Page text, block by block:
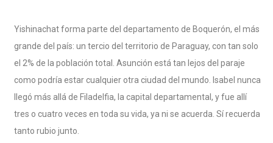
Yishinachat forma parte del departamento de Boquerón, el más
grande del país: un tercio del territorio de Paraguay, con tan solo
el 2% de la población total. Asunción está tan lejos del paraje
como podría estar cualquier otra ciudad del mundo. Isabel nunca
llegó más allá de Filadelfia, la capital departamental, y fue allí
tres o cuatro veces en toda su vida, ya ni se acuerda. Sí recuerda
tanto rubio junto.